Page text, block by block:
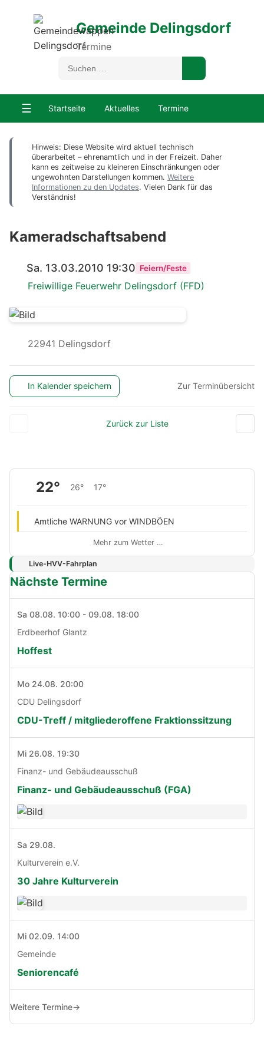
Gemeinde Delingsdorf
Termine
☰ Startseite Aktuelles Termine
Hinweis: Diese Website wird aktuell technisch
überarbeitet – ehrenamtlich und in der Freizeit. Daher
kann es zeitweise zu kleineren Einschränkungen oder
ungewohnten Darstellungen kommen. Weitere
Informationen zu den Updates. Vielen Dank für das
Verständnis!
Kameradschaftsabend
Sa. 13.03.2010 19:30 Feiern/Feste
Freiwillige Feuerwehr Delingsdorf (FFD)
22941 Delingsdorf
In Kalender speichern Zur Terminübersicht
Zurück zur Liste
22° 26° 17°
Amtliche WARNUNG vor WINDBÖEN
Mehr zum Wetter …
Live-HVV-Fahrplan
Nächste Termine
Sa 08.08. 10:00 - 09.08. 18:00
Erdbeerhof Glantz
Hoffest
Mo 24.08. 20:00
CDU Delingsdorf
CDU-Treff / mitgliederoffene Fraktionssitzung
Mi 26.08. 19:30
Finanz- und Gebäudeausschuß
Finanz- und Gebäudeausschuß (FGA)
Sa 29.08.
Kulturverein e.V.
30 Jahre Kulturverein
Mi 02.09. 14:00
Gemeinde
Seniorencafé
Weitere Termine→